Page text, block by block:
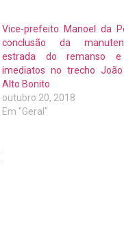
Vice-prefeito Manoel da
conclusão da
estrada do remanso e
imediatos no trecho
Alto Bonito
outubro 20, 2018
Em "Geral"